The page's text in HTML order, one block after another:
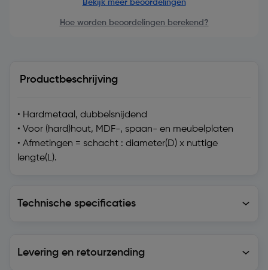
Bekijk meer beoordelingen
Hoe worden beoordelingen berekend?
Productbeschrijving
• Hardmetaal, dubbelsnijdend
• Voor (hard)hout, MDF-, spaan- en meubelplaten
• Afmetingen = schacht : diameter(D) x nuttige
lengte(L).
Technische specificaties
Levering en retourzending